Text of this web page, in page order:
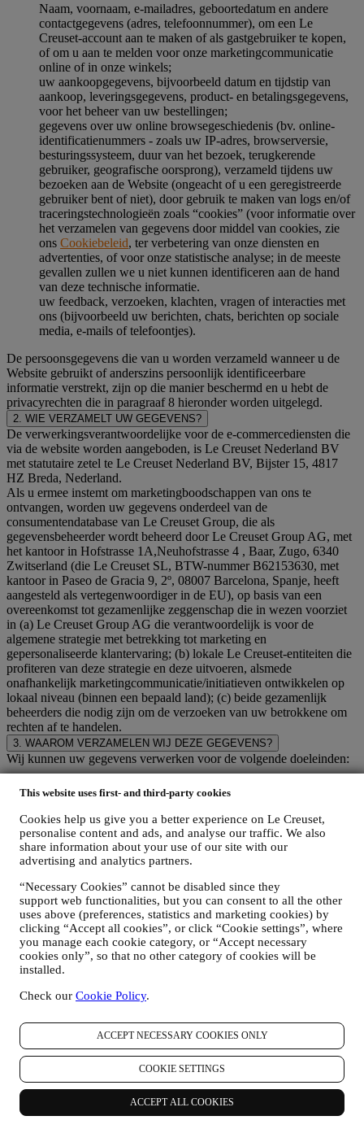
This website uses first- and third-party cookies
Cookies help us give you a better experience on Le Creuset,
personalise content and ads, and analyse our traffic. We also
share information about your use of our site with our
advertising and analytics partners.
“Necessary Cookies” cannot be disabled since they
support web functionalities, but you can consent to all the other
uses above (preferences, statistics and marketing cookies) by
clicking “Accept all cookies”, or click “Cookie settings”, where
you manage each cookie category, or “Accept necessary
cookies only”, so that no other category of cookies will be
installed.
Check our Cookie Policy.
ACCEPT NECESSARY COOKIES ONLY
COOKIE SETTINGS
ACCEPT ALL COOKIES
Naam, voornaam, e-mailadres, geboortedatum en andere
contactgegevens (adres, telefoonnummer), om een Le
Creuset-account aan te maken of als gastgebruiker te kopen,
of om u aan te melden voor onze marketingcommunicatie
online of in onze winkels;
uw aankoopgegevens, bijvoorbeeld datum en tijdstip van
aankoop, leveringsgegevens, product- en betalingsgegevens,
voor het beheer van uw bestellingen;
gegevens over uw online browsegeschiedenis (bv. online-
identificatienummers - zoals uw IP-adres, browserversie,
besturingssysteem, duur van het bezoek, terugkerende
gebruiker, geografische oorsprong), verzameld tijdens uw
bezoeken aan de Website (ongeacht of u een geregistreerde
gebruiker bent of niet), door gebruik te maken van logs en/of
traceringstechnologieën zoals “cookies” (voor informatie over
het verzamelen van gegevens door middel van cookies, zie
ons Cookiebeleid, ter verbetering van onze diensten en
advertenties, of voor onze statistische analyse; in de meeste
gevallen zullen we u niet kunnen identificeren aan de hand
van deze technische informatie.
uw feedback, verzoeken, klachten, vragen of interacties met
ons (bijvoorbeeld uw berichten, chats, berichten op sociale
media, e-mails of telefoontjes).
De persoonsgegevens die van u worden verzameld wanneer u de
Website gebruikt of anderszins persoonlijk identificeerbare
informatie verstrekt, zijn op die manier beschermd en u hebt de
privacyrechten die in paragraaf 8 hieronder worden uitgelegd.
2. WIE VERZAMELT UW GEGEVENS?
De verwerkingsverantwoordelijke voor de e-commercediensten die
via de website worden aangeboden, is Le Creuset Nederland BV
met statutaire zetel te Le Creuset Nederland BV, Bijster 15, 4817
HZ Breda, Nederland.
Als u ermee instemt om marketingboodschappen van ons te
ontvangen, worden uw gegevens onderdeel van de
consumentendatabase van Le Creuset Group, die als
gegevensbeheerder wordt beheerd door Le Creuset Group AG, met
het kantoor in Hofstrasse 1A,Neuhofstrasse 4 , Baar, Zugo, 6340
Zwitserland (die Le Creuset SL, BTW-nummer B62153630, met
kantoor in Paseo de Gracia 9, 2º, 08007 Barcelona, Spanje, heeft
aangesteld als vertegenwoordiger in de EU), op basis van een
overeenkomst tot gezamenlijke zeggenschap die in wezen voorziet
in (a) Le Creuset Group AG die verantwoordelijk is voor de
algemene strategie met betrekking tot marketing en
gepersonaliseerde klantervaring; (b) lokale Le Creuset-entiteiten die
profiteren van deze strategie en deze uitvoeren, alsmede
onafhankelijk marketingcommunicatie/initiatieven ontwikkelen op
lokaal niveau (binnen een bepaald land); (c) beide gezamenlijk
beheerders die nodig zijn om de verzoeken van uw betrokkene om
rechten af te handelen.
3. WAAROM VERZAMELEN WIJ DEZE GEGEVENS?
Wij kunnen uw gegevens verwerken voor de volgende doeleinden:
VOOR ONZE WETTELIJKE VERPLICHTINGEN
Mogelijk moeten we bepaalde gegevens over u verwerken om
te voldoen aan onze wettelijke verplichtingen en andere
verplichtingen die voortvloeien uit instructies van de overheid.
OM EEN LE CREUSET-ACCOUNT AAN TE MAKEN
We zullen uw gegevens gebruiken om een Le Creuset-
voordelen voor geregistreerde gebruikers, om beter te kunnen
genieten van onze diensten, zoals sneller afrekenen, meerdere
verzendadressen opslaan, bestellingen bekijken en volgen.
Elke verwerkingsactiviteit is vereist om ons in staat te stellen
deze diensten aan u als Le Creuset-accounthouder te leveren.
OM UW BESTELLINGEN TE BEHEREN EN OM ONZE
PRODUCTEN, DIENSTEN EN ASSISTENTIE AAN U
TE LEVEREN
Wij zullen uw gegevens gebruiken om onze contractuele
relatie met u, uw aankoop van producten op de Website, uw
gebruik van de Website, eventuele latere hulp na de verkoop
of uw deelname aan onze wedstrijden te beheren. Mogelijk
moeten we bepaalde gegevens over u verwerken voor onze
administratieve doeleinden die verband houden met onze
contractuele relatie met u, zoals de boekhouding, facturering
en controle, verificatie van betaalkaarten, fraudescreening,